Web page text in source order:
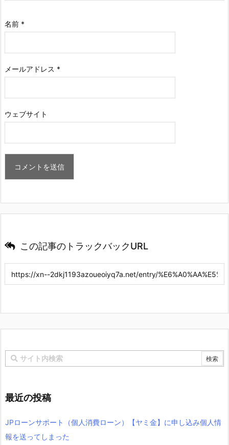
名前 *
メールアドレス *
ウェブサイト
この記事のトラックバックURL
最近の投稿
JPローンサポート（個人消費ローン）【ヤミ金】に申し込み個人情
報を送ってしまった